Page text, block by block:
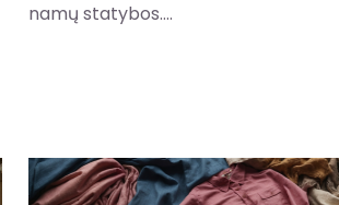
namų statybos....